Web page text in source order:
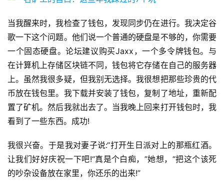
当我醒来时，我检查了钱包，发现同步仍在进行。我决定谷
歌一下这个问题。他们说一个普通的硬盘是不够的，你需要
一个固态硬盘。论坛建议购买Jaxx，一个多令牌钱包。与
在计算机上存储区块链不同，钱包将它存储在自己的服务器
上。虽然我很多疑，但我别无选择。我很想把那些珍贵的代
币放在钱包里。我下载并安装了钱包，复制了地址，重新配
置了矿机。然后我就出去了。当我晚上回来打开钱包时，我
看到了一些东西。成功!
我很兴奋。于是我对妻子说:“打开生日派对上的那瓶红酒。
让我们好好庆祝一下吧!“真是个白痴，”她想，“把这个该死
的吵杂设备放在家里，你还乐的出来!”